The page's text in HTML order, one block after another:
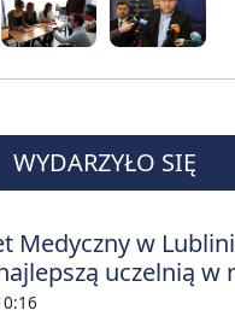
WYDARZYŁO SIĘ
Medyczny w
uczelnią w